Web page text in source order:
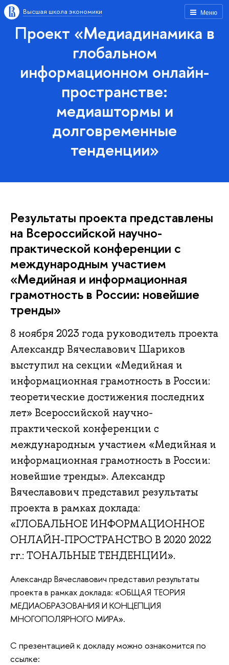
Меню
Высшая школа экономики
Проект «Медиадинамика в
глобальном
информационном онлайн-
пространстве:
медиаштормы и
долговременные
тенденции»
Результаты проекта представлены
на Всероссийской научно-
практической конференции с
международным участием
«Медийная и информационная
грамотность в России: новейшие
тренды»
8 ноября 2023 года руководитель проекта
Александр Вячеславович Шариков
выступил на секции «Медийная и
информационная грамотность в России:
теоретические достижения последних
лет» Всероссийской научно-
практической конференции с
международным участием «Медийная и
информационная грамотность в России:
новейшие тренды». Александр
Вячеславович представил результаты
проекта в рамках доклада:
«ГЛОБАЛЬНОЕ ИНФОРМАЦИОННОЕ
ОНЛАЙН-ПРОСТРАНСТВО В 2020 2022
гг.: ТОНАЛЬНЫЕ ТЕНДЕНЦИИ».
Александр Вячеславович представил результаты
проекта в рамках доклада: «ОБЩАЯ ТЕОРИЯ
МЕДИАОБРАЗОВАНИЯ И КОНЦЕПЦИЯ
МНОГОПОЛЯРНОГО МИРА».
С презентацией к докладу можно ознакомится по
ссылке: